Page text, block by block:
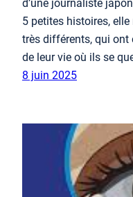
d’une journaliste
5 petites histoires,
très différents, qui ont
de leur vie où ils se
8 juin 2025